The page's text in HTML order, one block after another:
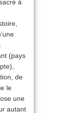
à
(pays
de
le
une
autant